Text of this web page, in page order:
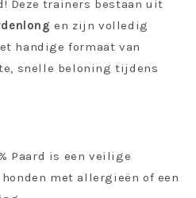
Deze trainers bestaan uit
en zijn volledig
handige formaat van
snelle beloning tijdens
Paard is een veilige
met allergieën of een